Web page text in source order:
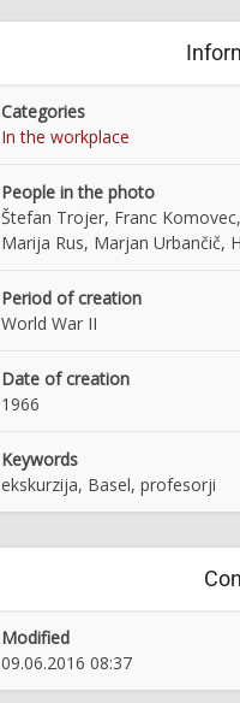
Categories
In the workplace
People in the photo
Štefan Trojer, Franc
Marija Rus, Marjan Urbančič,
Period of creation
World War II
Date of creation
1966
Keywords
ekskurzija, Basel, profesorji
Modified
09.06.2016 08:37